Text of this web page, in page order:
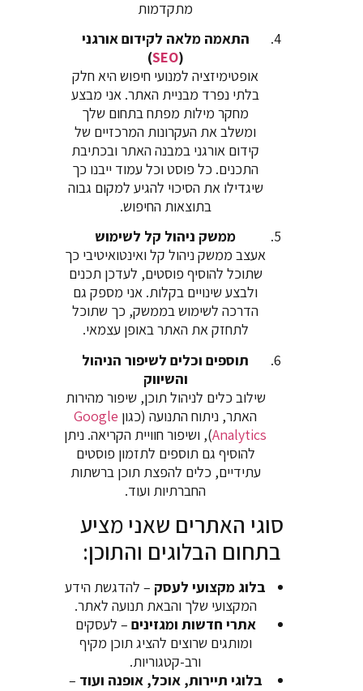
התאמה מלאה לקידום אורגני
(
SEO
)
אופטימיזציה למנועי חיפוש היא חלק
בלתי נפרד מבניית האתר. אני מבצע
מחקר מילות מפתח בתחום שלך
ומשלב את העקרונות המרכזיים של
קידום אורגני במבנה האתר ובכתיבת
התכנים. כל פוסט וכל עמוד ייבנו כך
שיגדילו את הסיכוי להגיע למקום גבוה
בתוצאות החיפוש.
ממשק ניהול קל לשימוש
אעצב ממשק ניהול קל ואינטואיטיבי כך
שתוכל להוסיף פוסטים, לעדכן תכנים
ולבצע שינויים בקלות. אני מספק גם
הדרכה לשימוש בממשק, כך שתוכל
לתחזק את האתר באופן עצמאי.
תוספים וכלים לשיפור הניהול
והשיווק
שילוב כלים לניהול תוכן, שיפור מהירות
האתר, ניתוח התנועה (כגון Google
Analytics), ושיפור חוויית הקריאה. ניתן
להוסיף גם תוספים לתזמון פוסטים
עתידיים, כלים להפצת תוכן ברשתות
החברתיות ועוד.
סוגי האתרים שאני מציע
בתחום הבלוגים והתוכן:
בלוג מקצועי לעסק – להדגשת הידע
המקצועי שלך והבאת תנועה לאתר.
אתרי חדשות ומגזינים – לעסקים
ומותגים שרוצים להציג תוכן מקיף
ורב-קטגוריות.
בלוגי תיירות, אוכל, אופנה ועוד –